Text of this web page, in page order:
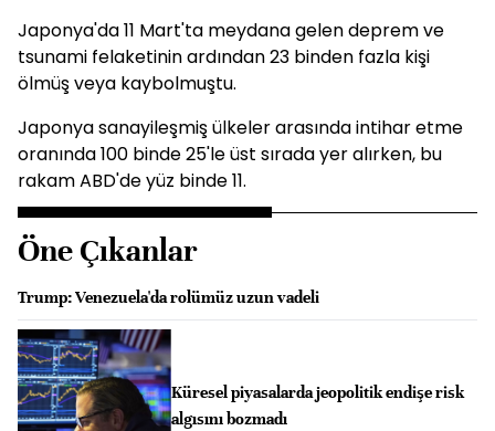
Japonya'da 11 Mart'ta meydana gelen deprem ve
tsunami felaketinin ardından 23 binden fazla kişi
ölmüş veya kaybolmuştu.
Japonya sanayileşmiş ülkeler arasında intihar etme
oranında 100 binde 25'le üst sırada yer alırken, bu
rakam ABD'de yüz binde 11.
Öne Çıkanlar
Trump: Venezuela'da rolümüz uzun vadeli
Küresel piyasalarda jeopolitik endişe risk
algısını bozmadı